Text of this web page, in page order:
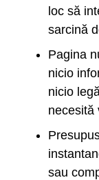
loc să
sarcină
Pagina
nicio
nicio
necesită
sau